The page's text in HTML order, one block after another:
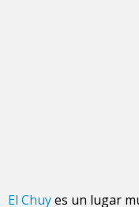
El Chuyes un lugar